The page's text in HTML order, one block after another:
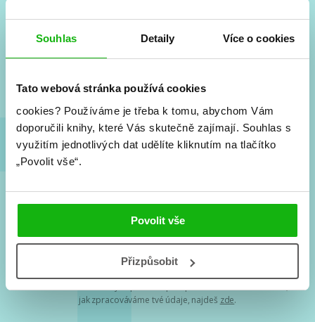
Souhlas Detaily Více o cookies
Tato webová stránka používá cookies
cookies? Používáme je třeba k tomu, abychom Vám
doporučili knihy, které Vás skutečně zajímají. Souhlas s
využitím jednotlivých dat udělíte kliknutím na tlačítko
„Povolit vše“.
Povolit vše
Přizpůsobit
Vše kolem #youngadult každý měsíc rovnou do mailu!
a seriálové adaptace a další.
Souhlasím spodmínkami zpracování osobních údajů
Tvá e-mailová adresa je u nás v bezpečí. Přečti si
jak zpracováváme tvé údaje, najdeš zde.